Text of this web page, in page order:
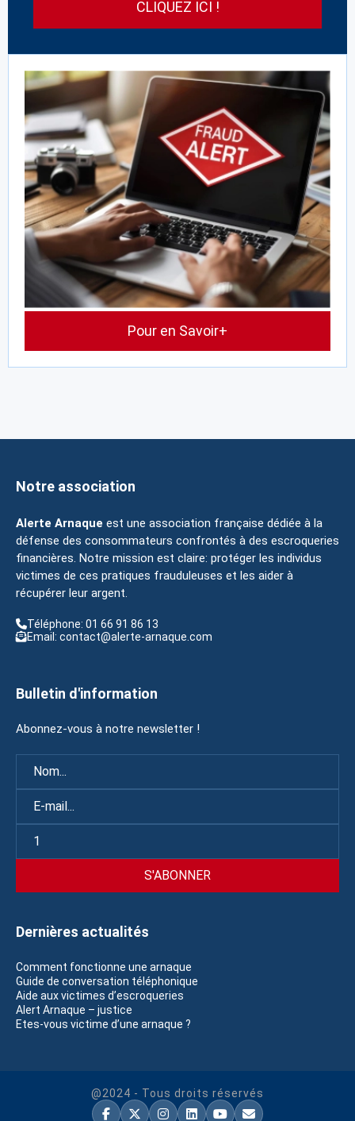
Pour en Savoir+
Notre association
Alerte Arnaque est une association française dédiée à la
défense des consommateurs confrontés à des escroqueries
financières. Notre mission est claire: protéger les individus
victimes de ces pratiques frauduleuses et les aider à
récupérer leur argent.
Téléphone: 01 66 91 86 13
Email: contact@alerte-arnaque.com
Bulletin d'information
Abonnez-vous à notre newsletter !
Dernières actualités
Comment fonctionne une arnaque
Guide de conversation téléphonique
Aide aux victimes d’escroqueries
Alert Arnaque – justice
Etes-vous victime d’une arnaque ?
@2024 - Tous droits réservés